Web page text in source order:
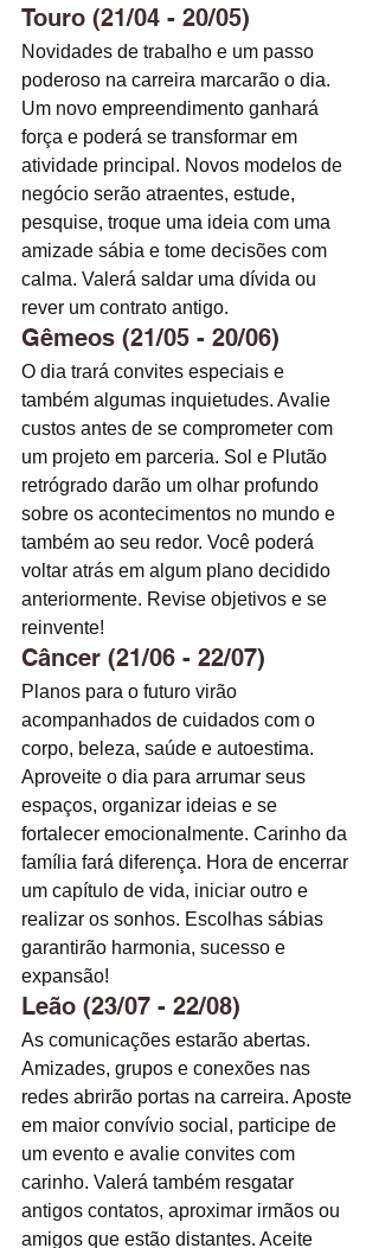
Touro (21/04 - 20/05)
Novidades de trabalho e um passo
poderoso na carreira marcarão o dia.
Um novo empreendimento ganhará
força e poderá se transformar em
atividade principal. Novos modelos de
negócio serão atraentes, estude,
pesquise, troque uma ideia com uma
amizade sábia e tome decisões com
calma. Valerá saldar uma dívida ou
rever um contrato antigo.
Gêmeos (21/05 - 20/06)
O dia trará convites especiais e
também algumas inquietudes. Avalie
custos antes de se comprometer com
um projeto em parceria. Sol e Plutão
retrógrado darão um olhar profundo
sobre os acontecimentos no mundo e
também ao seu redor. Você poderá
voltar atrás em algum plano decidido
anteriormente. Revise objetivos e se
reinvente!
Câncer (21/06 - 22/07)
Planos para o futuro virão
acompanhados de cuidados com o
corpo, beleza, saúde e autoestima.
Aproveite o dia para arrumar seus
espaços, organizar ideias e se
fortalecer emocionalmente. Carinho da
família fará diferença. Hora de encerrar
um capítulo de vida, iniciar outro e
realizar os sonhos. Escolhas sábias
garantirão harmonia, sucesso e
expansão!
Leão (23/07 - 22/08)
As comunicações estarão abertas.
Amizades, grupos e conexões nas
redes abrirão portas na carreira. Aposte
em maior convívio social, participe de
um evento e avalie convites com
carinho. Valerá também resgatar
antigos contatos, aproximar irmãos ou
amigos que estão distantes. Aceite